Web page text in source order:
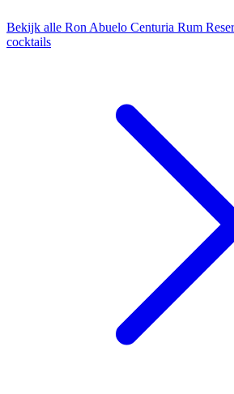
Bekijk alle Ron Abuelo Centuria Rum
cocktails